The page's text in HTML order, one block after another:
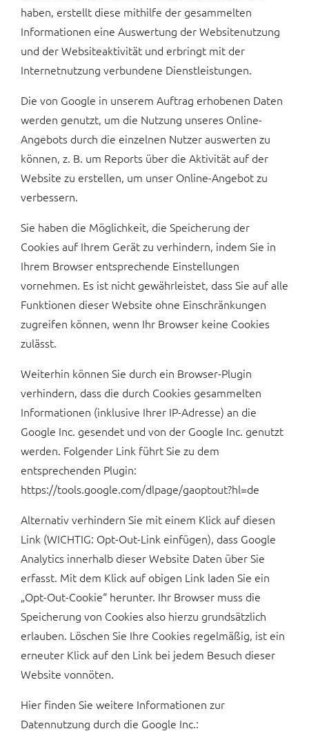
haben, erstellt diese mithilfe der gesammelten
Informationen eine Auswertung der Websitenutzung
und der Websiteaktivität und erbringt mit der
Internetnutzung verbundene Dienstleistungen.
Die von Google in unserem Auftrag erhobenen Daten
werden genutzt, um die Nutzung unseres Online-
Angebots durch die einzelnen Nutzer auswerten zu
können, z. B. um Reports über die Aktivität auf der
Website zu erstellen, um unser Online-Angebot zu
verbessern.
Sie haben die Möglichkeit, die Speicherung der
Cookies auf Ihrem Gerät zu verhindern, indem Sie in
Ihrem Browser entsprechende Einstellungen
vornehmen. Es ist nicht gewährleistet, dass Sie auf alle
Funktionen dieser Website ohne Einschränkungen
zugreifen können, wenn Ihr Browser keine Cookies
zulässt.
Weiterhin können Sie durch ein Browser-Plugin
verhindern, dass die durch Cookies gesammelten
Informationen (inklusive Ihrer IP-Adresse) an die
Google Inc. gesendet und von der Google Inc. genutzt
werden. Folgender Link führt Sie zu dem
entsprechenden Plugin:
https://tools.google.com/dlpage/gaoptout?hl=de
Alternativ verhindern Sie mit einem Klick auf diesen
Link (WICHTIG: Opt-Out-Link einfügen), dass Google
Analytics innerhalb dieser Website Daten über Sie
erfasst. Mit dem Klick auf obigen Link laden Sie ein
„Opt-Out-Cookie“ herunter. Ihr Browser muss die
Speicherung von Cookies also hierzu grundsätzlich
erlauben. Löschen Sie Ihre Cookies regelmäßig, ist ein
erneuter Klick auf den Link bei jedem Besuch dieser
Website vonnöten.
Hier finden Sie weitere Informationen zur
Datennutzung durch die Google Inc.: